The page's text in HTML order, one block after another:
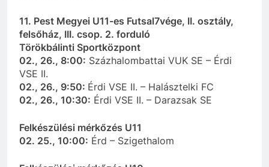
11. Pest Megyei U11-es Futsal7vége, II. osztály,
felsőház, III. csop. 2. forduló
Törökbálinti Sportközpont
02., 26., 8:00: Százhalombattai VUK SE – Érdi
VSE II.
02., 26., 9:50: Érdi VSE II. – Halásztelki FC
02., 26., 10:30: Érdi VSE II. – Darazsak SE
Felkészülési mérkőzés U11
02. 25., 10:00: Érd – Szigethalom